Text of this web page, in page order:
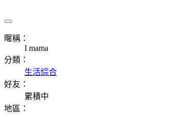
暱稱：
I mama
分類：
生活綜合
好友：
累積中
地區：